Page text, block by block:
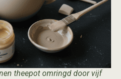
theepot omringd door vijf